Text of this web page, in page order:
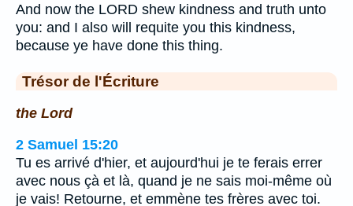
And now the LORD shew kindness and truth unto
you: and I also will requite you this kindness,
because ye have done this thing.
Trésor de l'Écriture
the Lord
2 Samuel 15:20
Tu es arrivé d'hier, et aujourd'hui je te ferais errer
avec nous çà et là, quand je ne sais moi-même où
je vais! Retourne, et emmène tes frères avec toi.